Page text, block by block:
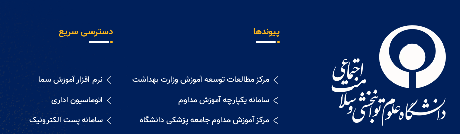
پیوندها
مرکز مطالعات توسعه آموزش وزارت بهداشت
سامانه یکپارچه آموزش مداوم
مرکز آموزش مداوم جامعه پزشکی دانشگاه
دسترسی سریع
نرم افزار آموزش سما
اتوماسیون اداری
سامانه پست الکترونیک